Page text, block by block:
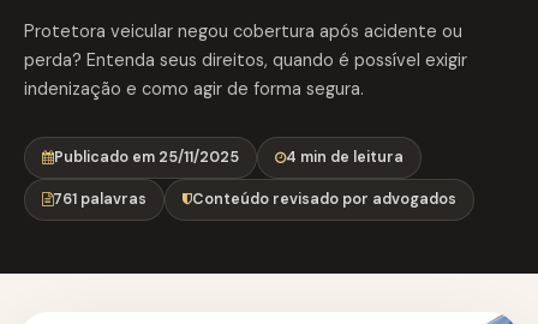
Protetora veicular negou cobertura após acidente ou
perda? Entenda seus direitos, quando é possível exigir
indenização e como agir de forma segura.
Publicado em 25/11/2025 4 min de leitura
761 palavras Conteúdo revisado por advogados